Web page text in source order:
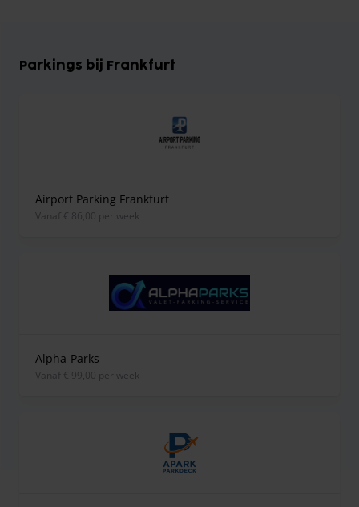
Parkings bij Frankfurt
Airport Parking Frankfurt
vanaf € 86,00 per week
Alpha-Parks
vanaf € 99,00 per week